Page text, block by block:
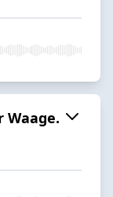
Waage.